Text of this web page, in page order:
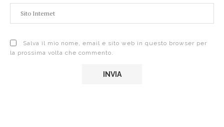
Salva il mio nome, email e sito web in questo browser per
la prossima volta che commento.